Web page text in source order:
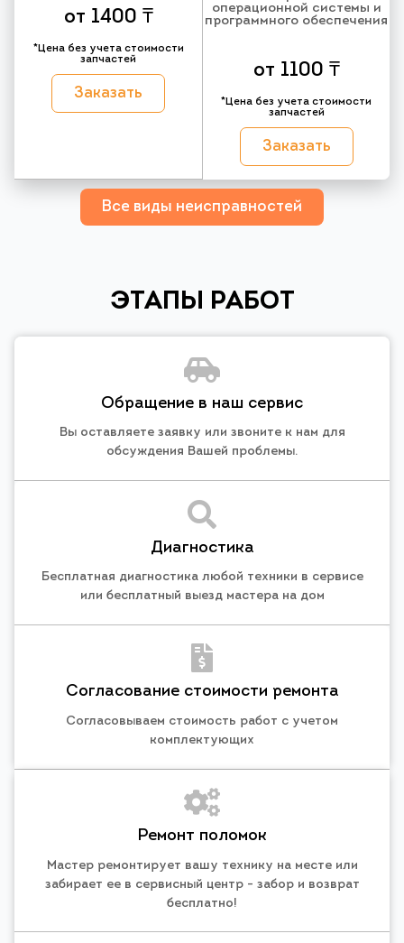
от 1400 ₸
*Цена без учета стоимости
запчастей
Заказать
операционной системы и
программного обеспечения
от 1100 ₸
*Цена без учета стоимости
запчастей
Заказать
Все виды неисправностей
ЭТАПЫ РАБОТ
Обращение в наш сервис
Вы оставляете заявку или звоните к нам для
обсуждения Вашей проблемы.
Диагностика
Бесплатная диагностика любой техники в сервисе
или бесплатный выезд мастера на дом
Согласование стоимости ремонта
Согласовываем стоимость работ с учетом
комплектующих
Ремонт поломок
Мастер ремонтирует вашу технику на месте или
забирает ее в сервисный центр - забор и возврат
бесплатно!